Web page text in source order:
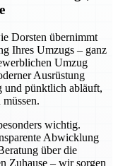
Dorsten übernimmt
Ihres Umzugs – ganz
Umzug
Ausrüstung
und pünktlich abläuft,
wichtig.
Abwicklung
über die
Zuhause – wir sorgen